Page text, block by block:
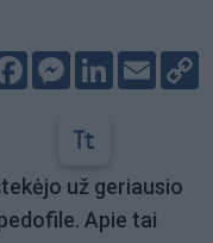
FacebookMessenger
LinkedIn
Email
už geriausio
Apie tai